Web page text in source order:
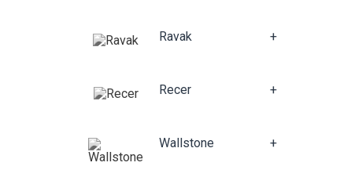
Ravak +
Recer +
Wallstone +